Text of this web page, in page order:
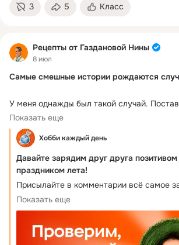
3 5 Класс
Рецепты от Газдановой Нины
8 июл
Самые смешные истории рождаются
У меня однажды был такой случай.
духовку, всё приготовила по рецепту,
ароматной выпечки. Запах действительно
Только оказалось, что духовку я так и не
С тех пор всегда сначала проверяю, горит
потом любуюсь будущим ужином.
Теперь эта история стала семейной шуткой.
А у вас были такие моменты, которые
поволноваться, а потом превратились в
для всех домашних? Делитесь в
удовольствием почитаю!
Кстати, в Одноклассниках сейчас
Показать еще
Хобби каждый день
Давайте зарядим друг друга
праздником лета!
Присылайте в комментарии всё самое
анекдоты, смешные видео с питомцами,
забавные случаи из жизни
Чем больше юмора, тем ярче
комментарий соберёт больше всего
Показать еще